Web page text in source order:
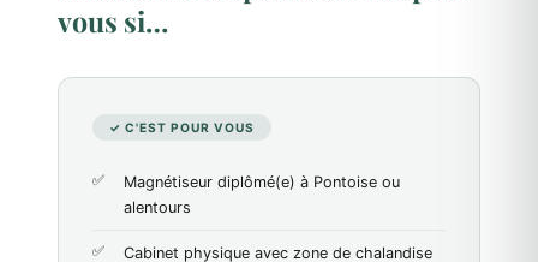
vous si…
✓ C'EST POUR VOUS
Magnétiseur diplômé(e) à Pontoise ou
alentours
Cabinet physique avec zone de chalandise